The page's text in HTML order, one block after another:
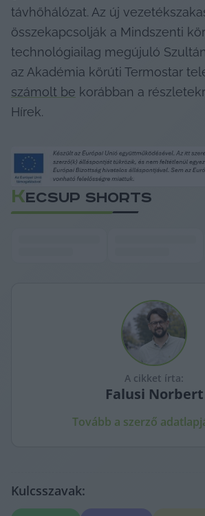
távhőhálózat. Az új
összekapcsolják a Mindszenti
technológiailag megújuló
számolt be korábban a
Hírek.
KECSUP SHORTS
A cikket írta:
Falusi Norbert
Tovább a szerző
Kulcsszavak: